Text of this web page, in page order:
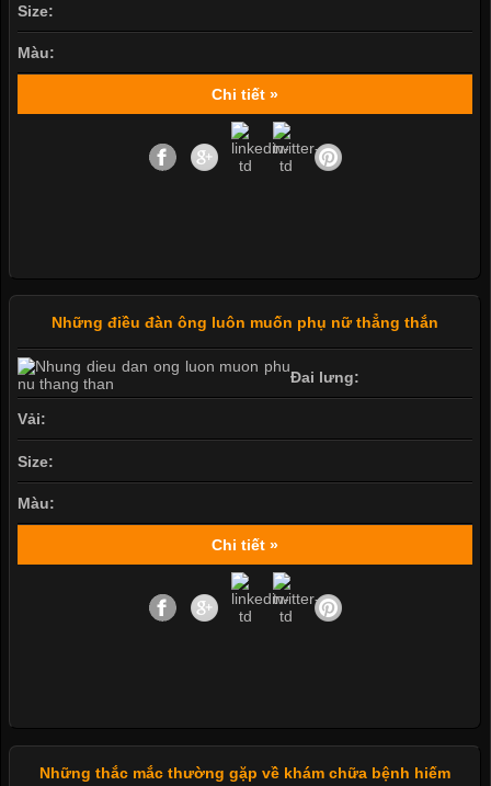
Size:
Màu:
Chi tiết »
Những điều đàn ông luôn muốn phụ nữ thẳng thắn
Đai lưng:
Vải:
Size:
Màu:
Chi tiết »
Những thắc mắc thường gặp về khám chữa bệnh hiếm